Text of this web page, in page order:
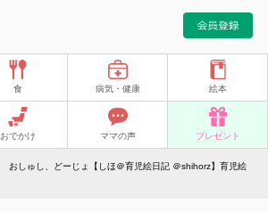
食 病気・健康 絵本
おでかけ ママの声 プレゼント
おしゅし、どーじょ【しほ＠育児絵日記 ＠shihorz】育児絵